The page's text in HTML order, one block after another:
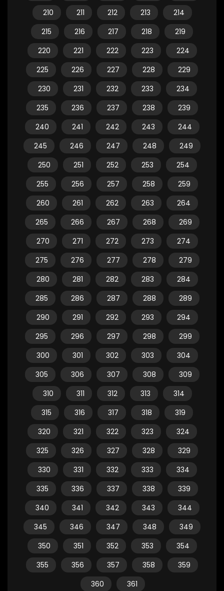
210
211 212 213
214
215
216 217 218
219
220
221 222 223
224
225
226 227 228
229
230
231 232 233
234
235
236 237 238
239
240
241 242 243
244
245
246 247 248
249
250
251 252 253
254
255
256 257 258
259
260
261 262 263
264
265
266 267 268
269
270
271 272 273
274
275
276 277 278
279
280
281 282 283
284
285
286 287 288
289
290
291 292 293
294
295
296 297 298
299
300
301 302 303
304
305
306 307 308
309
310
311 312 313
314
315
316 317 318
319
320
321 322 323
324
325
326 327 328
329
330
331 332 333
334
335
336 337 338
339
340
341 342 343
344
345
346 347 348
349
350
351 352 353
354
355
356 357 358
359
360
361